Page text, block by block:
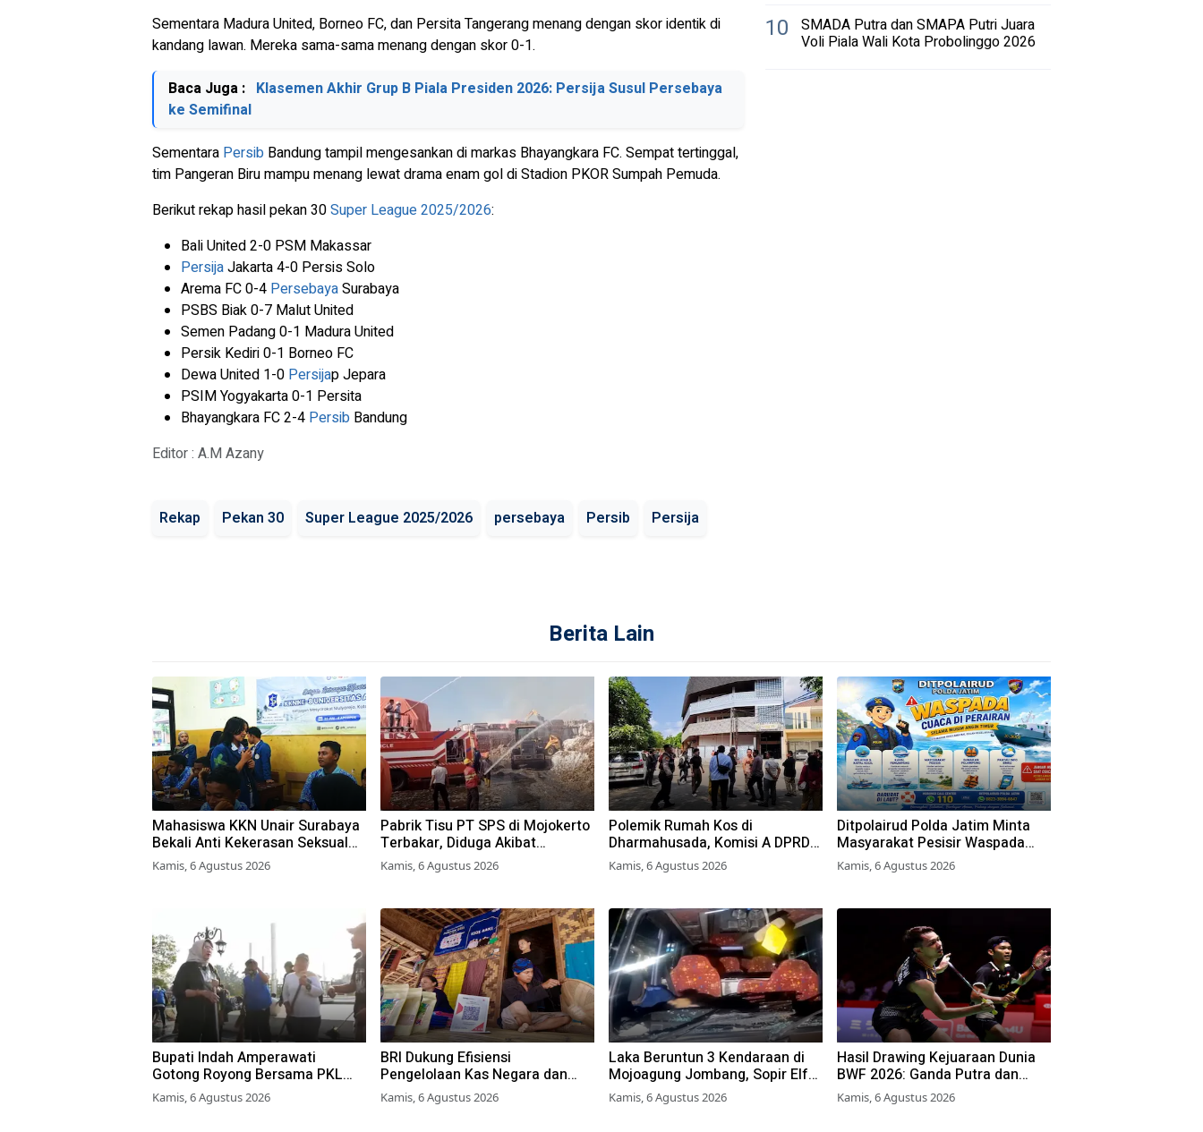
Sementara Madura United, Borneo FC, dan Persita Tangerang menang dengan skor identik di
kandang lawan. Mereka sama-sama menang dengan skor 0-1.
Baca Juga : Klasemen Akhir Grup B Piala Presiden 2026: Persija Susul Persebaya
ke Semifinal
Sementara Persib Bandung tampil mengesankan di markas Bhayangkara FC. Sempat tertinggal,
tim Pangeran Biru mampu menang lewat drama enam gol di Stadion PKOR Sumpah Pemuda.
Berikut rekap hasil pekan 30Super League 2025/2026:
Bali United 2-0 PSM Makassar
PersijaJakarta 4-0 Persis Solo
Arema FC 0-4 PersebayaSurabaya
PSBS Biak 0-7 Malut United
Semen Padang 0-1 Madura United
Persik Kediri 0-1 Borneo FC
Dewa United 1-0 Persijap Jepara
PSIM Yogyakarta 0-1 Persita
Bhayangkara FC 2-4 Persib Bandung
Editor : A.M Azany
Rekap Pekan 30 Super League 2025/2026 persebaya Persib Persija
10 SMADA Putra dan SMAPA Putri Juara
Voli Piala Wali Kota Probolinggo 2026
Berita Lain
Mahasiswa KKN Unair Surabaya
Bekali Anti Kekerasan Seksual
pada Siswa SMK
Kamis, 6 Agustus 2026
Pabrik Tisu PT SPS di Mojokerto
Terbakar, Diduga Akibat
Pembakaran Lahan Tebu
Kamis, 6 Agustus 2026
Polemik Rumah Kos di
Dharmahusada, Komisi A DPRD
Surabaya Desak Pemkot
Terbitkan Perwali Perda Hunian
Kamis, 6 Agustus 2026
Ditpolairud Polda Jatim Minta
Masyarakat Pesisir Waspada
Cuaca Ekstrem
Kamis, 6 Agustus 2026
Bupati Indah Amperawati
Gotong Royong Bersama PKL
Bersihkan Alun-Alun Lumajang
Kamis, 6 Agustus 2026
BRI Dukung Efisiensi
Pengelolaan Kas Negara dan
Perkuat Kredit Berkualitas demi
Dongkrak Sektor Riil
Kamis, 6 Agustus 2026
Laka Beruntun 3 Kendaraan di
Mojoagung Jombang, Sopir Elf
Sempat Terjepit Kemudi
Kamis, 6 Agustus 2026
Hasil Drawing Kejuaraan Dunia
BWF 2026: Ganda Putra dan
Putri Langsung Lolos Babak
Kedua, 6 Wakil Bertarung dari
Kamis, 6 Agustus 2026